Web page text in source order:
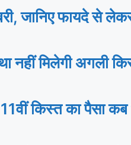
फायदे से
मिलेगी अगली
का पैसा कब